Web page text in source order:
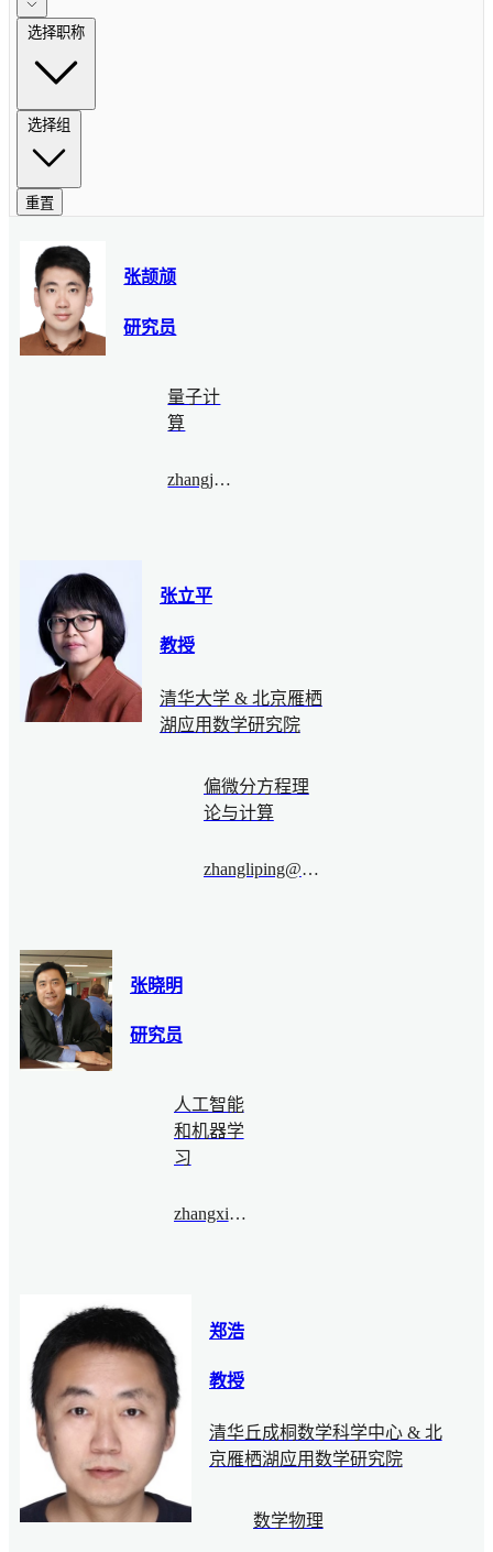
选择职称
选择组
重置
张颉颃
研究员
量子计
算
zhangjiehang@bimsa.cn
张立平
教授
清华大学 & 北京雁栖
湖应用数学研究院
偏微分方程理
论与计算
zhangliping@bimsa.cn
张晓明
研究员
人工智能
和机器学
习
zhangxiaoming@bimsa.cn
郑浩
教授
清华丘成桐数学科学中心 & 北
京雁栖湖应用数学研究院
数学物理